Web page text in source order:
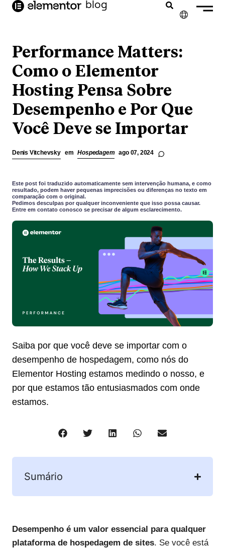
conteúdo
blog
FRANÇAIS
Performance Matters:
Como o Elementor
Hosting Pensa Sobre
Desempenho e Por Que
Você Deve se Importar
Denis Vitchevsky em Hospedagem ago 07, 2024
Este post foi traduzido automaticamente sem intervenção humana, e como
resultado, podem haver pequenas imprecisões ou diferenças no texto em
comparação com o original.
Pedimos desculpas por qualquer inconveniente que isso possa causar.
Entre em contato conosco se precisar de algum esclarecimento.
Saiba por que você deve se importar com o
desempenho de hospedagem, como nós do
Elementor Hosting estamos medindo o nosso, e
por que estamos tão entusiasmados com onde
estamos.
Sumário
Desempenho é um valor essencial para qualquer
plataforma de hospedagem de sites. Se você está